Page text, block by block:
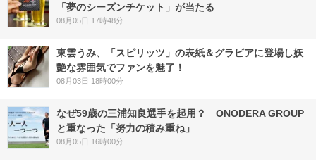
「夢のシーズンチケット」が当たる
08月05日 17時48分
東雲うみ、「スピリッツ」の表紙＆グラビアに登場し妖
艶な雰囲気でファンを魅了！
08月03日 18時00分
なぜ59歳の三浦知良選手を起用？ ONODERA GROUP
と重なった「努力の積み重ね」
08月05日 16時00分